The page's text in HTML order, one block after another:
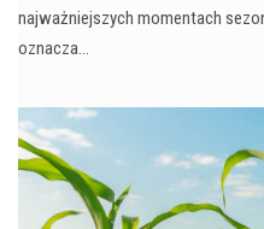
najważniejszych momentach
oznacza…